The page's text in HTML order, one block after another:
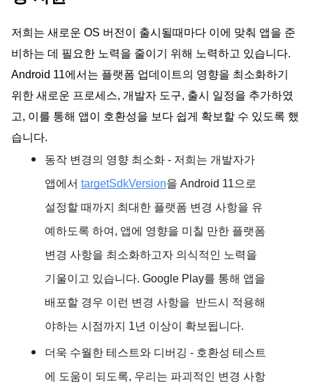
저희는 새로운 OS 버전이 출시될때마다 이에 맞춰 앱을 준
비하는 데 필요한 노력을 줄이기 위해 노력하고 있습니다.
Android 11에서는 플랫폼 업데이트의 영향을 최소화하기
위한 새로운 프로세스, 개발자 도구, 출시 일정을 추가하였
고, 이를 통해 앱이 호환성을 보다 쉽게 확보할 수 있도록 했
습니다.
동작 변경의 영향 최소화 - 저희는 개발자가
앱에서 targetSdkVersion을 Android 11으로
설정할 때까지 최대한 플랫폼 변경 사항을 유
예하도록 하여, 앱에 영향을 미칠 만한 플랫폼
변경 사항을 최소화하고자 의식적인 노력을
기울이고 있습니다. Google Play를 통해 앱을
배포할 경우 이런 변경 사항을 반드시 적용해
야하는 시점까지 1년 이상이 확보됩니다.
더욱 수월한 테스트와 디버깅 - 호환성 테스트
에 도움이 되도록, 우리는 파괴적인 변경 사항